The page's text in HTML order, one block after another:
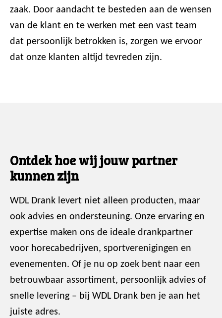
zaak. Door aandacht te besteden aan de wensen
van de klant en te werken met een vast team
dat persoonlijk betrokken is, zorgen we ervoor
dat onze klanten altijd tevreden zijn.
Ontdek hoe wij jouw partner
kunnen zijn
WDL Drank levert niet alleen producten, maar
ook advies en ondersteuning. Onze ervaring en
expertise maken ons de ideale drankpartner
voor horecabedrijven, sportverenigingen en
evenementen. Of je nu op zoek bent naar een
betrouwbaar assortiment, persoonlijk advies of
snelle levering – bij WDL Drank ben je aan het
juiste adres.